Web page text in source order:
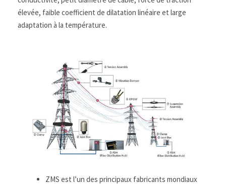
élevée, faible coefficient de dilatation linéaire et large
adaptation à la température.
ZMS est l’un des principaux fabricants mondiaux